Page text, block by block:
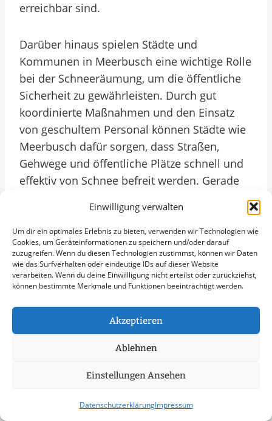
Einwilligung verwalten
Um dir ein optimales Erlebnis zu bieten, verwenden wir Technologien wie
Cookies, um Geräteinformationen zu speichern und/oder darauf
zuzugreifen. Wenn du diesen Technologien zustimmst, können wir Daten
wie das Surfverhalten oder eindeutige IDs auf dieser Website
verarbeiten. Wenn du deine Einwillligung nicht erteilst oder zurückziehst,
können bestimmte Merkmale und Funktionen beeinträchtigt werden.
Akzeptieren
Ablehnen
Einstellungen Ansehen
DatenschutzerklärungImpressum
erreichbar sind.
Darüber hinaus spielen Städte und
Kommunen in Meerbusch eine wichtige Rolle
bei der Schneeräumung, um die öffentliche
Sicherheit zu gewährleisten. Durch gut
koordinierte Maßnahmen und den Einsatz
von geschultem Personal können Städte wie
Meerbusch dafür sorgen, dass Straßen,
Gehwege und öffentliche Plätze schnell und
effektiv von Schnee befreit werden. Gerade
mögliche extreme Wetterereignisse gewinnt
die professionelle Schneeräumung in
Meerbusch zunehmend an Bedeutung. Durch
vorausschauende Planung und die
Zusammenarbeit mit erfahrenen
Kommunen sicherstellen, dass sie auch in
Zukunft für alle Witterungsbedingungen
gerüstet sind und den Bürgern von
Meerbusch einen sicheren Verkehr
Weitere Themen In